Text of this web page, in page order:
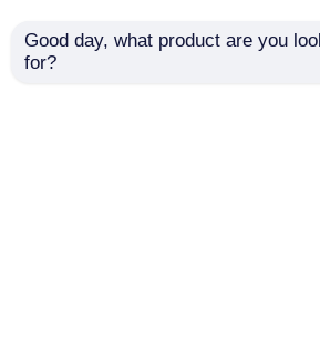
Good day, what product are you
for?